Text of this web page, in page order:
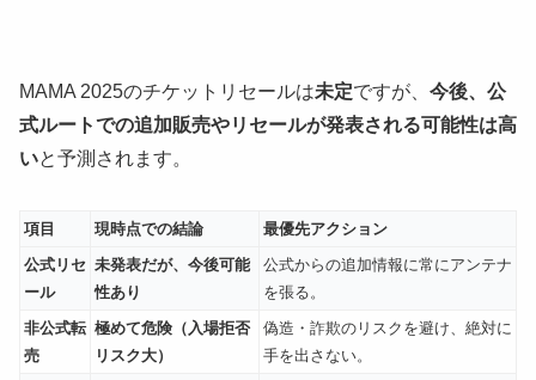
MAMA 2025のチケットリセールは未定ですが、 今後、公
式ルートでの追加販売やリセールが発表される可能性は高
いと予測されます。
項目 現時点での結論
最優先アクション
公式リセ
ール
未発表だが、今後可能
性あり
公式からの追加情報に常にアンテナ
を張る。
非公式転
売
極めて危険（入場拒否
リスク大）
偽造・詐欺のリスクを避け、絶対に
手を出さない。